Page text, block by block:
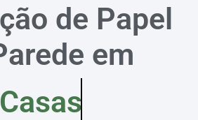
de Papel
em
Casas